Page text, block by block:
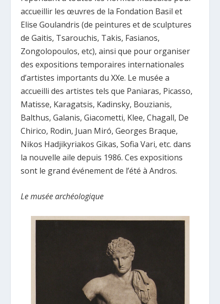
accueillir les œuvres de la Fondation Basil et
Elise Goulandris (de peintures et de sculptures
de Gaitis, Tsarouchis, Takis, Fasianos,
Zongolopoulos, etc), ainsi que pour organiser
des expositions temporaires internationales
d’artistes importants du XXe. Le musée a
accueilli des artistes tels que Paniaras, Picasso,
Matisse, Karagatsis, Kadinsky, Bouzianis,
Balthus, Galanis, Giacometti, Klee, Chagall, De
Chirico, Rodin, Juan Miró, Georges Braque,
Nikos Hadjikyriakos Gikas, Sofia Vari, etc. dans
la nouvelle aile depuis 1986. Ces expositions
sont le grand événement de l’été à Andros.
Le musée archéologique